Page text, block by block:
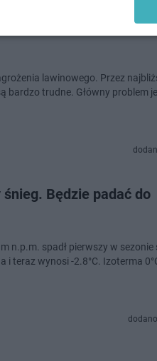
GOPR ogłosił pierwszy
lawinowego. Przez
bardzo trudne. Główny problem
Będzie padać do
n.p.m. spadł pierwszy w sezonie
teraz wynosi -2.8°C. Izoterma